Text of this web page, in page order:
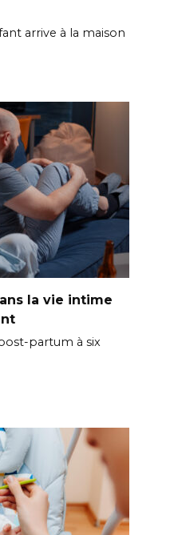
arrive à la maison
la vie intime
partum à six